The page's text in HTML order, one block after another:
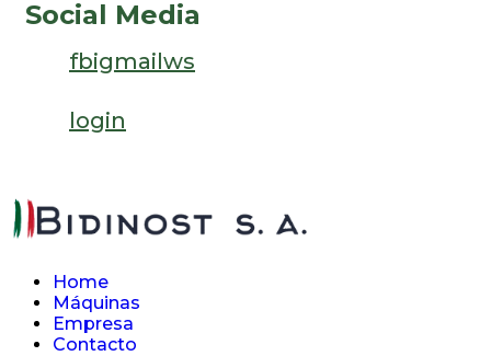
Social Media
fbigmailws
login
Home
Máquinas
Empresa
Contacto